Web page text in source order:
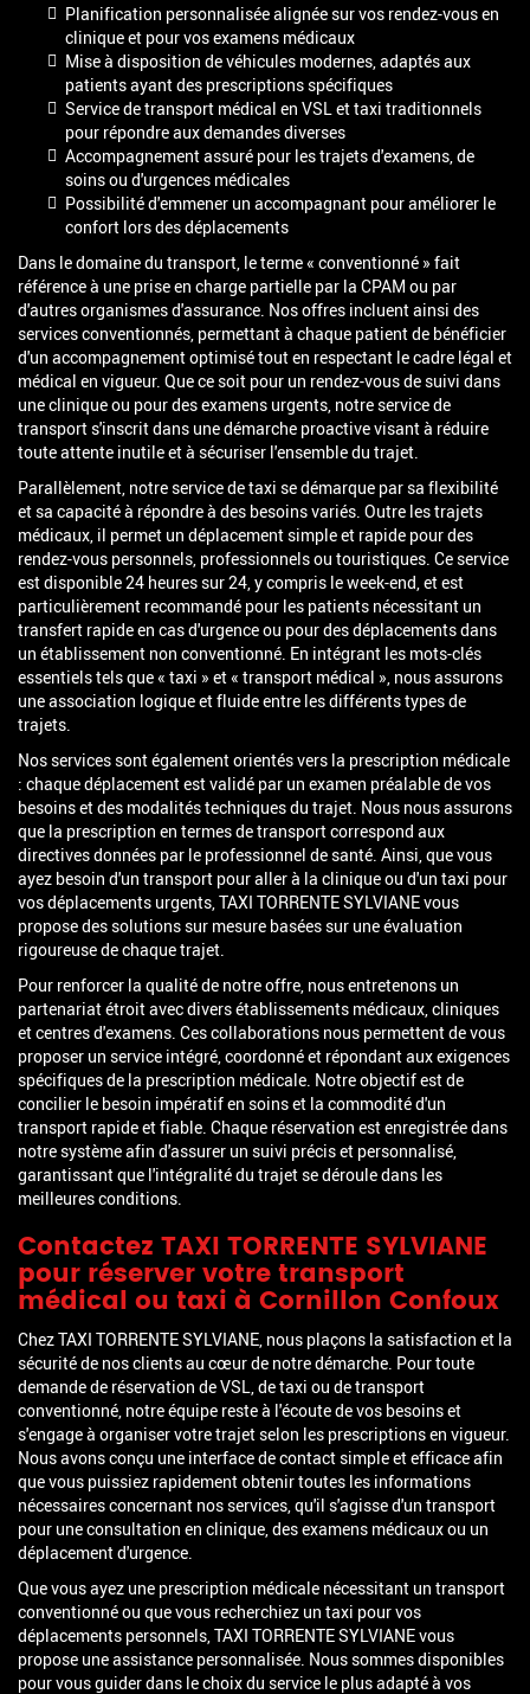
Planification personnalisée alignée sur vos rendez-vous en
clinique et pour vos examens médicaux
Mise à disposition de véhicules modernes, adaptés aux
patients ayant des prescriptions spécifiques
Service de transport médical en VSL et taxi traditionnels
pour répondre aux demandes diverses
Accompagnement assuré pour les trajets d'examens, de
soins ou d'urgences médicales
Possibilité d'emmener un accompagnant pour améliorer le
confort lors des déplacements
Dans le domaine du transport, le terme « conventionné » fait
référence à une prise en charge partielle par la CPAM ou par
d'autres organismes d'assurance. Nos offres incluent ainsi des
services conventionnés, permettant à chaque patient de bénéficier
d'un accompagnement optimisé tout en respectant le cadre légal et
médical en vigueur. Que ce soit pour un rendez-vous de suivi dans
une clinique ou pour des examens urgents, notre service de
transport s'inscrit dans une démarche proactive visant à réduire
toute attente inutile et à sécuriser l'ensemble du trajet.
Parallèlement, notre service de taxi se démarque par sa flexibilité
et sa capacité à répondre à des besoins variés. Outre les trajets
médicaux, il permet un déplacement simple et rapide pour des
rendez-vous personnels, professionnels ou touristiques. Ce service
est disponible 24 heures sur 24, y compris le week-end, et est
particulièrement recommandé pour les patients nécessitant un
transfert rapide en cas d'urgence ou pour des déplacements dans
un établissement non conventionné. En intégrant les mots-clés
essentiels tels que « taxi » et « transport médical », nous assurons
une association logique et fluide entre les différents types de
trajets.
Nos services sont également orientés vers la prescription médicale
: chaque déplacement est validé par un examen préalable de vos
besoins et des modalités techniques du trajet. Nous nous assurons
que la prescription en termes de transport correspond aux
directives données par le professionnel de santé. Ainsi, que vous
ayez besoin d'un transport pour aller à la clinique ou d'un taxi pour
vos déplacements urgents, TAXI TORRENTE SYLVIANE vous
propose des solutions sur mesure basées sur une évaluation
rigoureuse de chaque trajet.
Pour renforcer la qualité de notre offre, nous entretenons un
partenariat étroit avec divers établissements médicaux, cliniques
et centres d'examens. Ces collaborations nous permettent de vous
proposer un service intégré, coordonné et répondant aux exigences
spécifiques de la prescription médicale. Notre objectif est de
concilier le besoin impératif en soins et la commodité d'un
transport rapide et fiable. Chaque réservation est enregistrée dans
notre système afin d'assurer un suivi précis et personnalisé,
garantissant que l'intégralité du trajet se déroule dans les
meilleures conditions.
Contactez TAXI TORRENTE SYLVIANE
pour réserver votre transport
médical ou taxi à Cornillon Confoux
Chez TAXI TORRENTE SYLVIANE, nous plaçons la satisfaction et la
sécurité de nos clients au cœur de notre démarche. Pour toute
demande de réservation de VSL, de taxi ou de transport
conventionné, notre équipe reste à l'écoute de vos besoins et
s'engage à organiser votre trajet selon les prescriptions en vigueur.
Nous avons conçu une interface de contact simple et efficace afin
que vous puissiez rapidement obtenir toutes les informations
nécessaires concernant nos services, qu'il s'agisse d'un transport
pour une consultation en clinique, des examens médicaux ou un
déplacement d'urgence.
Que vous ayez une prescription médicale nécessitant un transport
conventionné ou que vous recherchiez un taxi pour vos
déplacements personnels, TAXI TORRENTE SYLVIANE vous
propose une assistance personnalisée. Nous sommes disponibles
pour vous guider dans le choix du service le plus adapté à vos